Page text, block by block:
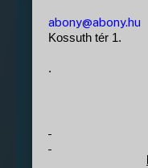
abony@abony.hu
Kossuth tér 1.
.